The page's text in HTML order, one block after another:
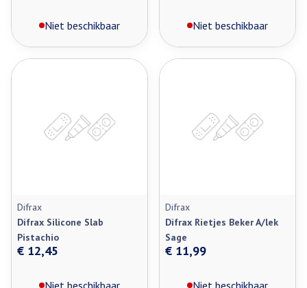
Niet beschikbaar Niet beschikbaar
Difrax
Difrax Silicone Slab
Pistachio
€ 12,45
Niet beschikbaar
Difrax
Difrax Rietjes Beker A/lek
Sage
€ 11,99
Niet beschikbaar